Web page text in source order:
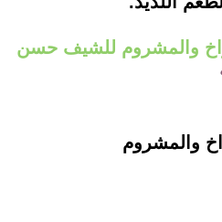
والمشروم للشيف حسن
والمشروم